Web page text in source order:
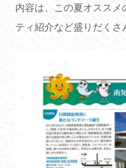
内容は、この夏オスス
ティ紹介など盛りだくさ